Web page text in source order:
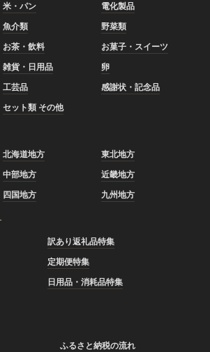
米・パン
電化製品
魚介類
野菜類
お茶・飲料
お菓子・スイーツ
雑貨・日用品
卵
工芸品
感謝状・記念品
セット類 その他
北海道地方
東北地方
中部地方
近畿地方
四国地方 九州地方
訳あり返礼品特集
定期便特集
日用品・消耗品特集
ふるさと納税の流れ